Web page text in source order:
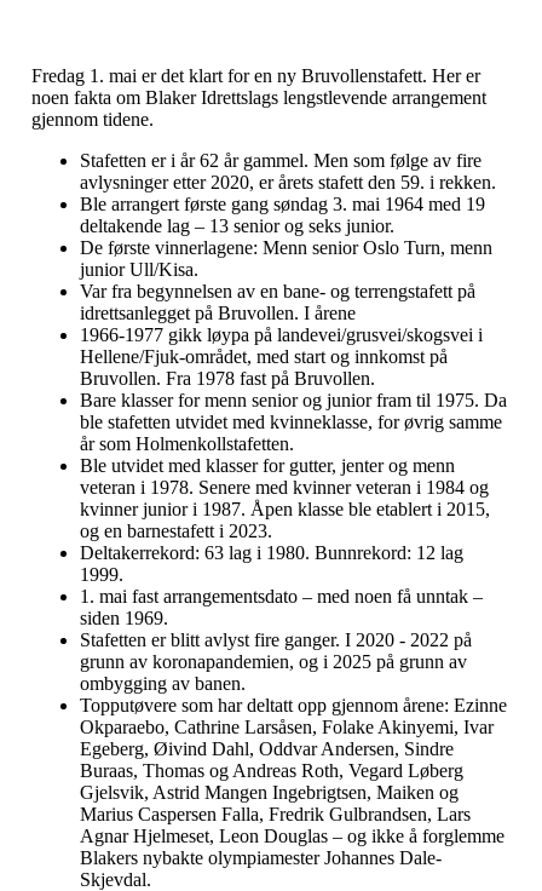
Fredag 1. mai er det klart for en ny Bruvollenstafett. Her er
noen fakta om Blaker Idrettslags lengstlevende arrangement
gjennom tidene.
Stafetten er i år 62 år gammel. Men som følge av fire
avlysninger etter 2020, er årets stafett den 59. i rekken.
Ble arrangert første gang søndag 3. mai 1964 med 19
deltakende lag – 13 senior og seks junior.
De første vinnerlagene: Menn senior Oslo Turn, menn
junior Ull/Kisa.
Var fra begynnelsen av en bane- og terrengstafett på
idrettsanlegget på Bruvollen. I årene
1966-1977 gikk løypa på landevei/grusvei/skogsvei i
Hellene/Fjuk-området, med start og innkomst på
Bruvollen. Fra 1978 fast på Bruvollen.
Bare klasser for menn senior og junior fram til 1975. Da
ble stafetten utvidet med kvinneklasse, for øvrig samme
år som Holmenkollstafetten.
Ble utvidet med klasser for gutter, jenter og menn
veteran i 1978. Senere med kvinner veteran i 1984 og
kvinner junior i 1987. Åpen klasse ble etablert i 2015,
og en barnestafett i 2023.
Deltakerrekord: 63 lag i 1980. Bunnrekord: 12 lag
1999.
1. mai fast arrangementsdato – med noen få unntak –
siden 1969.
Stafetten er blitt avlyst fire ganger. I 2020 - 2022 på
grunn av koronapandemien, og i 2025 på grunn av
ombygging av banen.
Topputøvere som har deltatt opp gjennom årene: Ezinne
Okparaebo, Cathrine Larsåsen, Folake Akinyemi, Ivar
Egeberg, Øivind Dahl, Oddvar Andersen, Sindre
Buraas, Thomas og Andreas Roth, Vegard Løberg
Gjelsvik, Astrid Mangen Ingebrigtsen, Maiken og
Marius Caspersen Falla, Fredrik Gulbrandsen, Lars
Agnar Hjelmeset, Leon Douglas – og ikke å forglemme
Blakers nybakte olympiamester Johannes Dale-
Skjevdal.